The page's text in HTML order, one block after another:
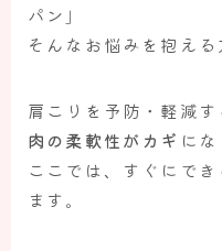
パン」
そんなお悩みを抱える
肩こりを予防・軽減す
肉の柔軟性がカギ にな
ここでは、すぐにで
ます。